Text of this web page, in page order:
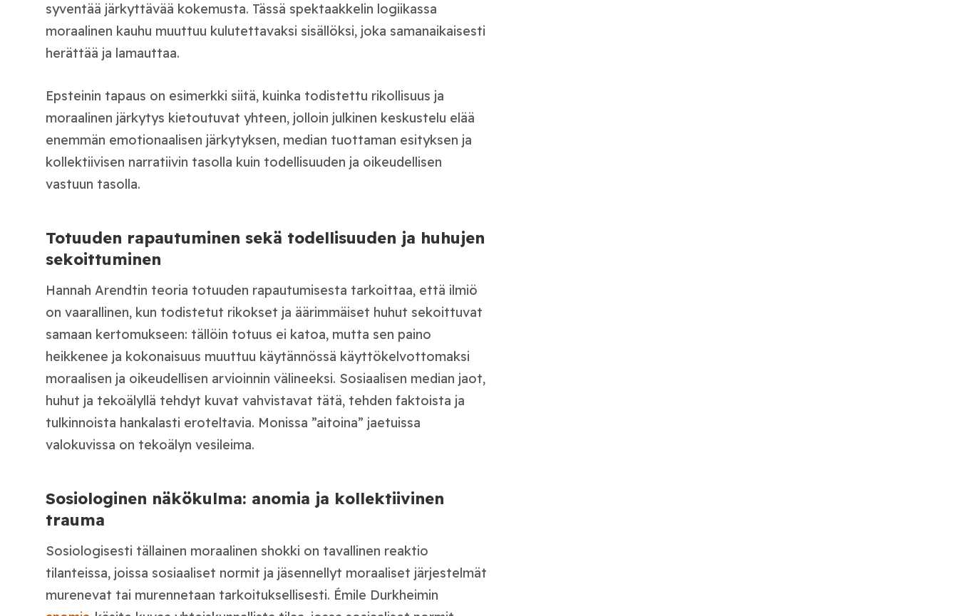
syventää järkyttävää kokemusta. Tässä spektaakkelin logiikassa
moraalinen kauhu muuttuu kulutettavaksi sisällöksi, joka samanaikaisesti
herättää ja lamauttaa.
Epsteinin tapaus on esimerkki siitä, kuinka todistettu rikollisuus ja
moraalinen järkytys kietoutuvat yhteen, jolloin julkinen keskustelu elää
enemmän emotionaalisen järkytyksen, median tuottaman esityksen ja
kollektiivisen narratiivin tasolla kuin todellisuuden ja oikeudellisen
vastuun tasolla.
Totuuden rapautuminen sekä todellisuuden ja huhujen
sekoittuminen
Hannah Arendtin teoria totuuden rapautumisesta tarkoittaa, että ilmiö
on vaarallinen, kun todistetut rikokset ja äärimmäiset huhut sekoittuvat
samaan kertomukseen: tällöin totuus ei katoa, mutta sen paino
heikkenee ja kokonaisuus muuttuu käytännössä käyttökelvottomaksi
moraalisen ja oikeudellisen arvioinnin välineeksi. Sosiaalisen median jaot,
huhut ja tekoälyllä tehdyt kuvat vahvistavat tätä, tehden faktoista ja
tulkinnoista hankalasti eroteltavia. Monissa ”aitoina” jaetuissa
valokuvissa on tekoälyn vesileima.
Sosiologinen näkökulma: anomia ja kollektiivinen
trauma
Sosiologisesti tällainen moraalinen shokki on tavallinen reaktio
tilanteissa, joissa sosiaaliset normit ja jäsennellyt moraaliset järjestelmät
murenevat tai murennetaan tarkoituksellisesti. Émile Durkheimin